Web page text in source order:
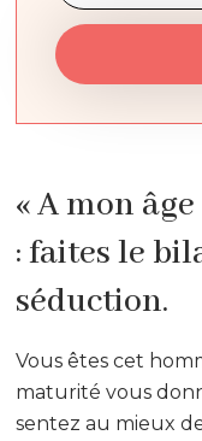
« A mon
: faites le
séduction.
Vous êtes cet
maturité vous
sentez au mieux